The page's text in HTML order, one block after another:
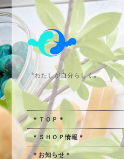
〝わたしが自分らしく〟
＊ＴＯＰ＊
＊ＳＨＯＰ情報＊
＊お知らせ＊